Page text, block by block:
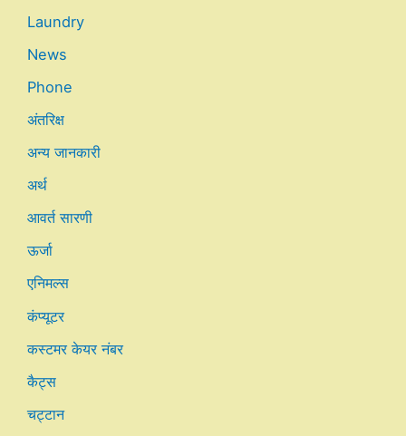
Laundry
News
Phone
अंतरिक्ष
अन्य जानकारी
अर्थ
आवर्त सारणी
ऊर्जा
एनिमल्स
कंप्यूटर
कस्टमर केयर नंबर
कैट्स
चट्टान